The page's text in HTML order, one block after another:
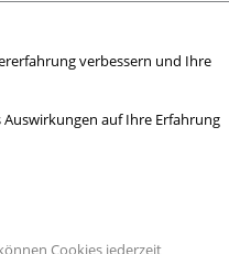
verbessern und Ihre
auf Ihre Erfahrung
Cookies jederzeit